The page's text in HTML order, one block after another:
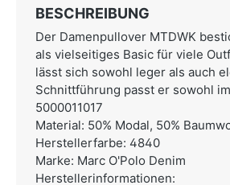
BESCHREIBUNG
Der Damenpullover MTDWK
als vielseitiges Basic für viele
lässt sich sowohl leger als auch
Schnittführung passt er sowohl
5000011017
Material: 50% Modal, 50%
Herstellerfarbe: 4840
Marke: Marc O'Polo Denim
Herstellerinformationen: